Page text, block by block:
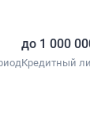
до 1 000
Кредитный